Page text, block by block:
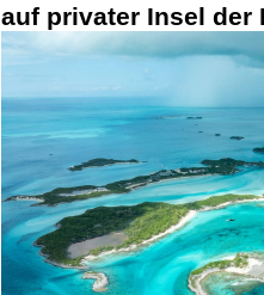
auf privater Insel der